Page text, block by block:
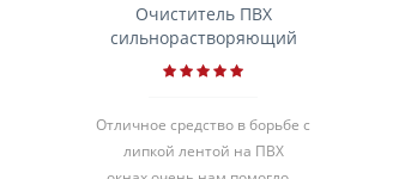
Очиститель ПВХ
сильнорастворяющий
Cosmofen 5, 1 л
Отличное средство в борьбе с
липкой лентой на ПВХ